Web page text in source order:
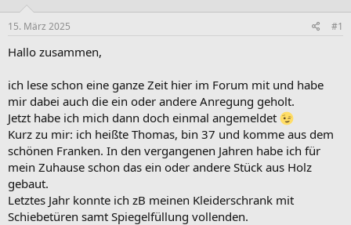
e
r
t
o
15. März 2025 #1
Hallo zusammen,
ich lese schon eine ganze Zeit hier im Forum mit und habe
mir dabei auch die ein oder andere Anregung geholt.
Jetzt habe ich mich dann doch einmal angemeldet
Kurz zu mir: ich heißte Thomas, bin 37 und komme aus dem
schönen Franken. In den vergangenen Jahren habe ich für
mein Zuhause schon das ein oder andere Stück aus Holz
gebaut.
Letztes Jahr konnte ich zB meinen Kleiderschrank mit
Schiebetüren samt Spiegelfüllung vollenden.